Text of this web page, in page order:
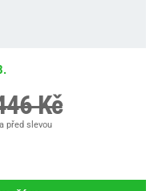
Kč
před slevou